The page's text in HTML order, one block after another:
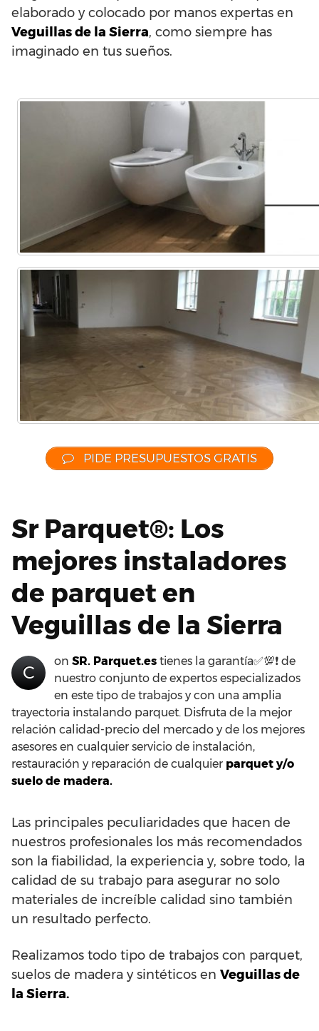
elaborado y colocado por manos expertas en
Veguillas de la Sierra, como siempre has
imaginado en tus sueños.
PIDE PRESUPUESTOS GRATIS
Sr Parquet®: Los
mejores instaladores
de parquet en
Veguillas de la Sierra
C
on SR. Parquet.es tienes la garantía✅💯❗ de
nuestro conjunto de expertos especializados
en este tipo de trabajos y con una amplia
trayectoria instalando parquet. Disfruta de la mejor
relación calidad-precio del mercado y de los mejores
asesores en cualquier servicio de instalación,
restauración y reparación de cualquier parquet y/o
suelo de madera.
Las principales peculiaridades que hacen de
nuestros profesionales los más recomendados
son la fiabilidad, la experiencia y, sobre todo, la
calidad de su trabajo para asegurar no solo
materiales de increíble calidad sino también
un resultado perfecto.
Realizamos todo tipo de trabajos con parquet,
suelos de madera y sintéticos en Veguillas de
la Sierra.